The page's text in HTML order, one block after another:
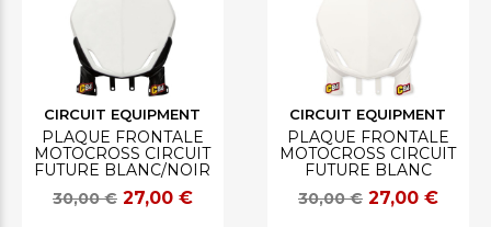
CIRCUIT EQUIPMENT
PLAQUE FRONTALE
MOTOCROSS CIRCUIT
FUTURE BLANC/NOIR
30,00 € 27,00 €
CIRCUIT EQUIPMENT
PLAQUE FRONTALE
MOTOCROSS CIRCUIT
FUTURE BLANC
30,00 € 27,00 €